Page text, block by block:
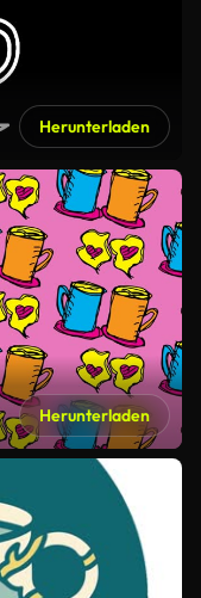
Herunterladen
Herunterladen